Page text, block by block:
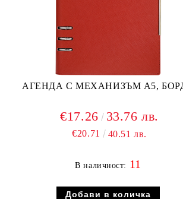
АГЕНДА С МЕХАНИЗЪМ А5,
€17.26 33.76 лв.
€20.71 40.51 лв.
В наличност: 11